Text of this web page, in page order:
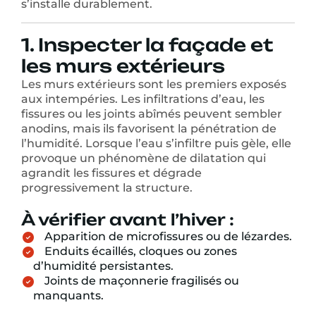
s’installe durablement.
1. Inspecter la façade et
les murs extérieurs
Les murs extérieurs sont les premiers exposés
aux intempéries. Les infiltrations d’eau, les
fissures ou les joints abîmés peuvent sembler
anodins, mais ils favorisent la pénétration de
l’humidité. Lorsque l’eau s’infiltre puis gèle, elle
provoque un phénomène de dilatation qui
agrandit les fissures et dégrade
progressivement la structure.
À vérifier avant l’hiver :
Apparition de microfissures ou de lézardes.
Enduits écaillés, cloques ou zones
d’humidité persistantes.
Joints de maçonnerie fragilisés ou
manquants.